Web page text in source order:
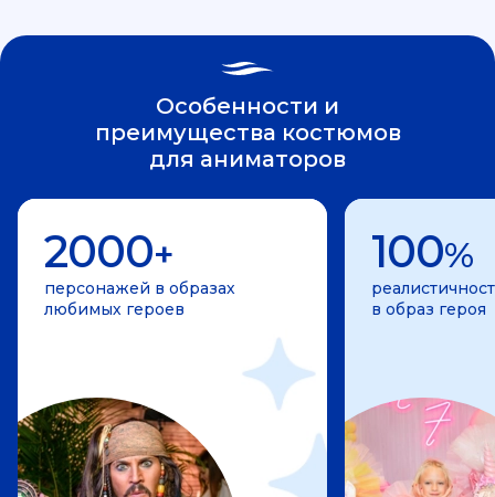
Особенности и
преимущества костюмов
для аниматоров
2000+
персонажей в образах
любимых героев
100%
в образ героя